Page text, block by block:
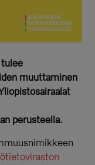
muuttaminen
perusteella.